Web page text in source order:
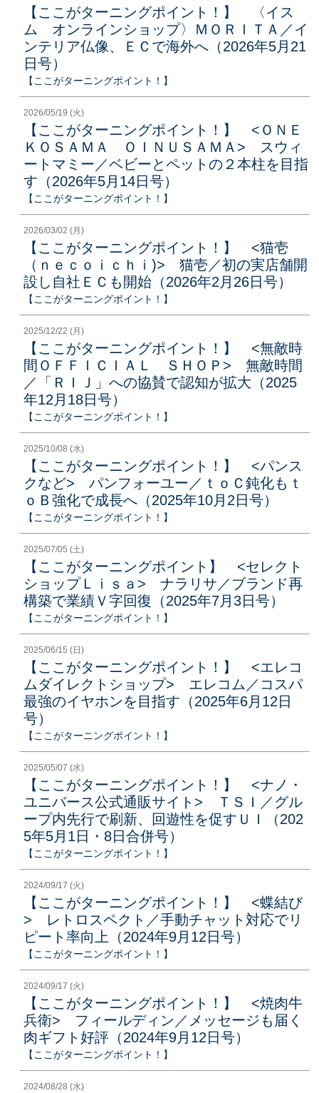
【ここがターニングポイント！】 〈イス
ム オンラインショップ〉ＭＯＲＩＴＡ／イ
ンテリア仏像、ＥＣで海外へ（2026年5月21
日号）
【ここがターニングポイント！】
2026/05/19 (火)
【ここがターニングポイント！】 <ＯＮＥ
ＫＯＳＡＭＡ ＯＩＮＵＳＡＭＡ> スウィ
ートマミー／ベビーとペットの２本柱を目指
す（2026年5月14日号）
【ここがターニングポイント！】
2026/03/02 (月)
【ここがターニングポイント！】 <猫壱
（ｎｅｃｏｉｃｈｉ)> 猫壱／初の実店舗開
設し自社ＥＣも開始（2026年2月26日号）
【ここがターニングポイント！】
2025/12/22 (月)
【ここがターニングポイント！】 <無敵時
間ＯＦＦＩＣＩＡＬ ＳＨＯＰ> 無敵時間
／「ＲＩＪ」への協賛で認知が拡大（2025
年12月18日号）
【ここがターニングポイント！】
2025/10/08 (水)
【ここがターニングポイント！】 <パンス
クなど> パンフォーユー／ｔｏＣ鈍化もｔ
ｏＢ強化で成長へ（2025年10月2日号）
【ここがターニングポイント！】
2025/07/05 (土)
【ここがターニングポイント】 <セレクト
ショップＬｉｓａ> ナラリサ／ブランド再
構築で業績Ｖ字回復（2025年7月3日号）
【ここがターニングポイント！】
2025/06/15 (日)
【ここがターニングポイント！】 <エレコ
ムダイレクトショップ> エレコム／コスパ
最強のイヤホンを目指す（2025年6月12日
号）
【ここがターニングポイント！】
2025/05/07 (水)
【ここがターニングポイント！】 <ナノ・
ユニバース公式通販サイト> ＴＳＩ／グル
ープ内先行で刷新、回遊性を促すＵＩ（202
5年5月1日・8日合併号）
【ここがターニングポイント！】
2024/09/17 (火)
【ここがターニングポイント！】 <蝶結び
> レトロスペクト／手動チャット対応でリ
ピート率向上（2024年9月12日号）
【ここがターニングポイント！】
2024/09/17 (火)
【ここがターニングポイント！】 <焼肉牛
兵衛> フィールディン／メッセージも届く
肉ギフト好評（2024年9月12日号）
【ここがターニングポイント！】
2024/08/28 (水)